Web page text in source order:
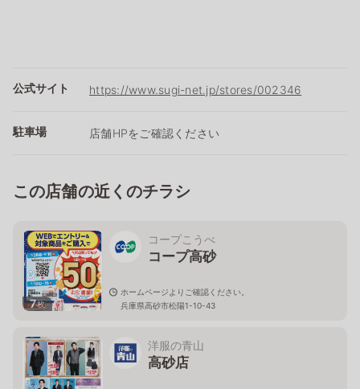
公式サイト https://www.sugi-net.jp/stores/002346
駐車場 店舗HPをご確認ください
この店舗の近くのチラシ
7枚
コープこうべ
コープ高砂
ホームページよりご確認ください。
兵庫県高砂市松陽1-10-43
洋服の青山
高砂店